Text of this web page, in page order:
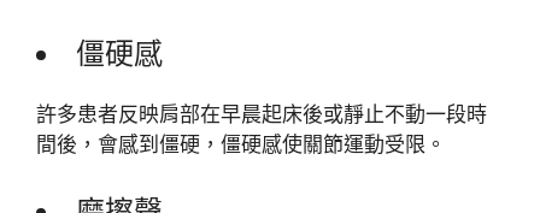
僵硬感
許多患者反映肩部在早晨起床後或靜止不動一段時
間後，會感到僵硬，僵硬感使關節運動受限。